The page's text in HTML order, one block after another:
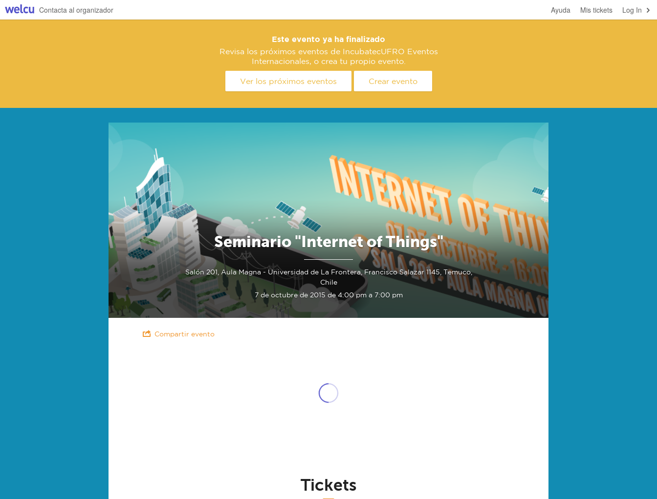
Log In
Mis tickets
Ayuda
Contacta al organizador
Este evento ya ha finalizado
Revisa los próximos eventos de IncubatecUFRO Eventos
Internacionales, o crea tu propio evento.
Ver los próximos eventos Crear evento
Seminario "Internet of Things"
Salón 201, Aula Magna - Universidad de La Frontera, Francisco Salazar 1145, Temuco,
Chile
7 de octubre de 2015 de 4:00 pm a 7:00 pm
Compartir evento
Tickets